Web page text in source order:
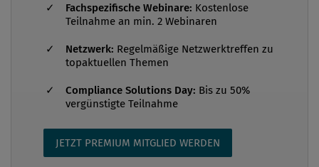
signalisieren: „Die heutige Sitzung des Nationalrats
stand ganz im Zeichen der Diskussion über
Korruptionsbekämpfung, die Offenlegung von
Vermögen und Einkommen der PolitikerInnen s...
Fachspezifische Webinare: Kostenlose
Teilnahme an min. 2 Webinaren
Netzwerk: Regelmäßige Netzwerktreffen zu
topaktuellen Themen
Compliance Solutions Day: Bis zu 50%
vergünstigte Teilnahme
JETZT PREMIUM MITGLIED WERDEN